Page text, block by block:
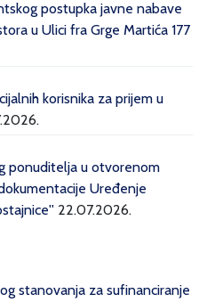
postupka javne nabave
u Ulici fra Grge Martića 177
korisnika za prijem u
ponuditelja u otvorenom
Uređenje
22.07.2026.
stanovanja za sufinanciranje